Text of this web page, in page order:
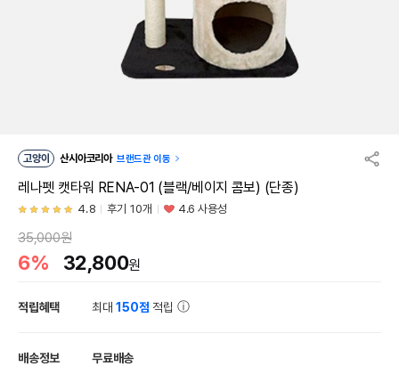
고양이 산시아코리아 브랜드관 이동
레나펫 캣타워 RENA-01 (블랙/베이지 콤보) (단종)
4.8 후기 10개 4.6 사용성
35,000원
6% 32,800원
적립혜택 최대150점 적립
배송정보 무료배송